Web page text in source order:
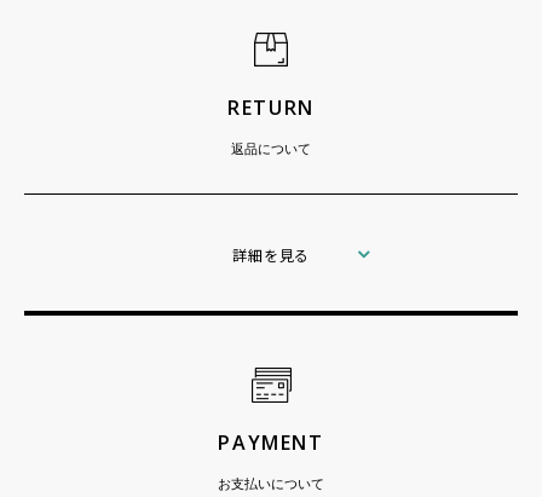
RETURN
返品について
詳細を見る
PAYMENT
お支払いについて